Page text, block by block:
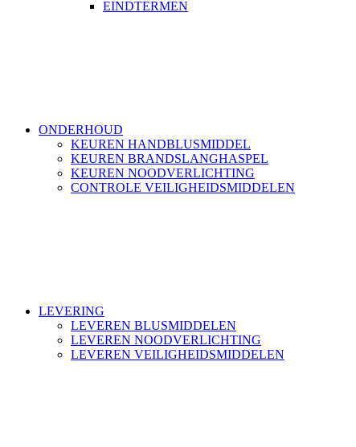
EINDTERMEN
ONDERHOUD
KEUREN HANDBLUSMIDDEL
KEUREN BRANDSLANGHASPEL
KEUREN NOODVERLICHTING
CONTROLE VEILIGHEIDSMIDDELEN
LEVERING
LEVEREN BLUSMIDDELEN
LEVEREN NOODVERLICHTING
LEVEREN VEILIGHEIDSMIDDELEN